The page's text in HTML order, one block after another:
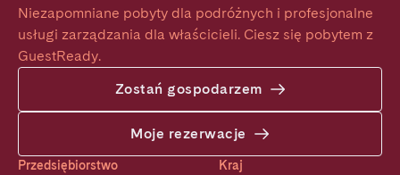
Niezapomniane pobyty dla podróżnych i profesjonalne
usługi zarządzania dla właścicieli. Ciesz się pobytem z
GuestReady.
Zostań gospodarzem
Moje rezerwacje
Przedsiębiorstwo Kraj